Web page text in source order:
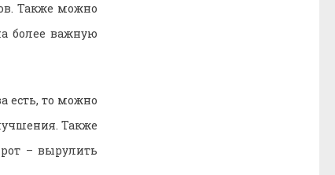
Также можно
более важную
есть, то можно
Также
– вырулить